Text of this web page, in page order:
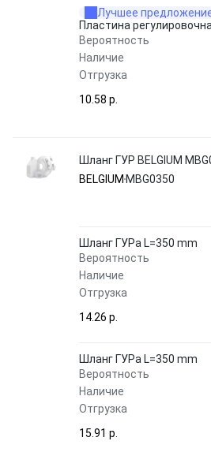
Лучшее
Пластина
Вероятность
Наличие
Отгрузка
10.58 p.
Шланг ГУР BELGIUM
BELGIUM MBG0350
Шланг ГУРа L=350 mm
Вероятность
Наличие
Отгрузка
14.26 p.
Шланг ГУРа L=350 mm
Вероятность
Наличие
Отгрузка
15.91 p.